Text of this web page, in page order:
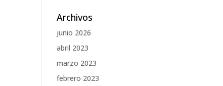
Archivos
junio 2026
abril 2023
marzo 2023
febrero 2023